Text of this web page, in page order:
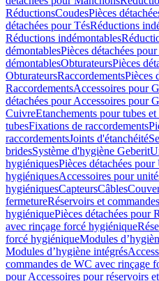
RéductionsCoudesPièces
détachées pour TésRéductions
Réductions indémontables
démontablesPièces détachées
démontablesObturateursPièces
ObturateursRaccordementsPièces
RaccordementsAccessoires pour
détachées pour Accessoires pour
CuivreEtanchements pour tubes et
tubesFixations de raccordements
raccordementsJoints d'étanchéité
bridesSystème d'hygiène Geberit
hygiéniquesPièces détachées
hygiéniquesAccessoires pour
hygiéniquesCapteursCâbles
fermetureRéservoirs et
hygiéniquePièces détachées pour
avec rinçage forcé hygiénique
forcé hygiéniqueModules
Modules d’hygiène intégrés
commandes de WC avec rinçage
pour Accessoires pour réservoirs